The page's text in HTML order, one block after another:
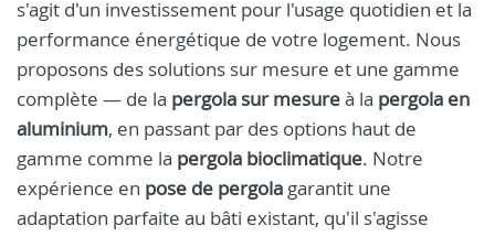
s'agit d'un investissement pour l'usage quotidien et la
performance énergétique de votre logement. Nous
proposons des solutions sur mesure et une gamme
complète — de la pergola sur mesureà la pergola en
aluminium, en passant par des options haut de
gamme comme la pergola bioclimatique. Notre
expérience en pose de pergola garantit une
adaptation parfaite au bâti existant, qu'il s'agisse